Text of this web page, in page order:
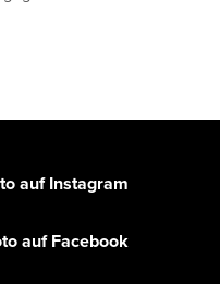
auf Instagram
auf Facebook